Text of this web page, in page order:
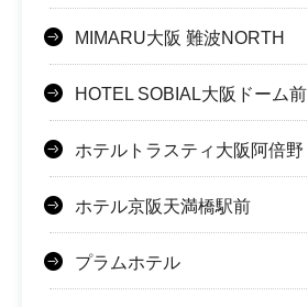
MIMARU大阪 難波NORTH
HOTEL SOBIAL大阪ドーム前
ホテルトラスティ大阪阿倍野
ホテル京阪天満橋駅前
プラムホテル